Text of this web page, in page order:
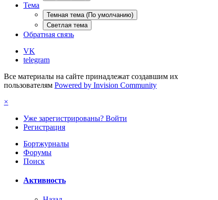
Тема
Темная тема (По умолчанию)
Светлая тема
Обратная связь
VK
telegram
Все материалы на сайте принадлежат создавшим их
пользователям Powered by Invision Community
×
Уже зарегистрированы? Войти
Регистрация
Бортжурналы
Форумы
Поиск
Активность